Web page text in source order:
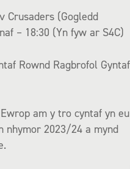
Crusaders (Gogledd
– 18:30 (Yn fyw ar S4C)
Rownd Ragbrofol Gyntaf
am y tro cyntaf yn eu
nhymor 2023/24 a mynd